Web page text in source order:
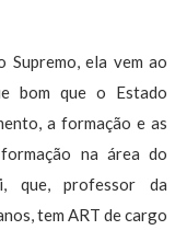
Supremo, ela vem ao
bom que o Estado
a formação e as
na área do
que, professor da
tem ART de cargo